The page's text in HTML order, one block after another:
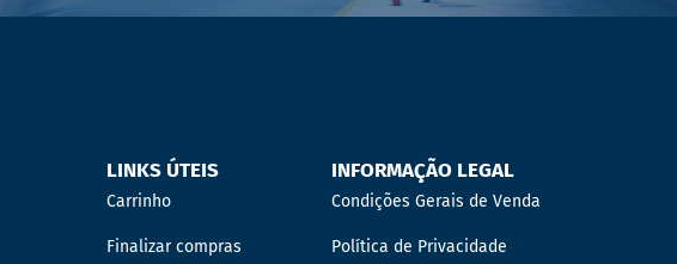
LINKS ÚTEIS
Carrinho
Finalizar compras
INFORMAÇÃO LEGAL
Condições Gerais de Venda
Política de Privacidade